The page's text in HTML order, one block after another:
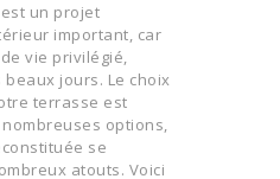
un projet
important, car
vie privilégié,
jours. Le choix
terrasse est
options,
se
atouts. Voici